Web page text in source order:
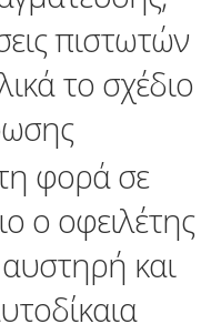
πιστωτών
το σχέδιο
φορά σε
ο οφειλέτης
και